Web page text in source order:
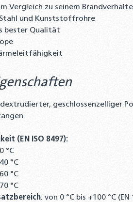
Vergleich zu seinem
Stahl und Kunststoffrohre
bester Qualität
geschlossenzelliger
(EN ISO 8497):
°C
°C
°C
°C
: von 0 °C bis +100 °C (EN